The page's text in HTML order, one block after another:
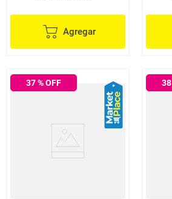
Agregar
37% OFF 38